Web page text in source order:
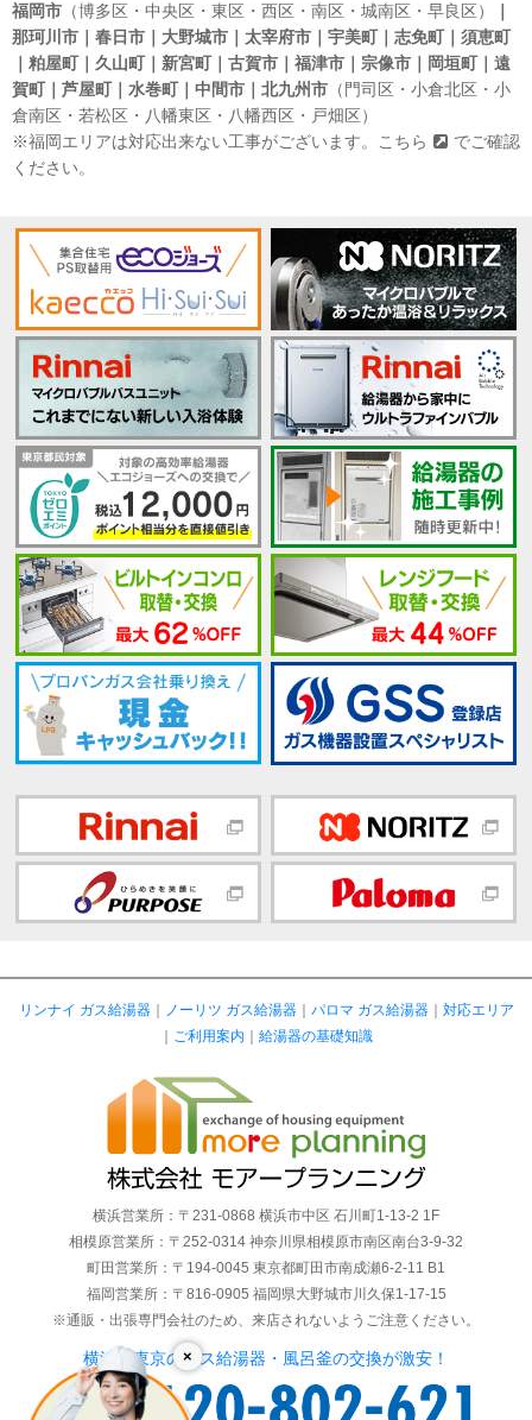
福岡市 （博多区・中央区・東区・西区・南区・城南区・早良区）
那珂川市｜春日市｜大野城市｜太宰府市｜宇美町｜志免町｜須恵町
｜粕屋町｜久山町｜新宮町｜古賀市｜福津市｜宗像市｜岡垣町｜遠
賀町｜芦屋町｜水巻町｜中間市｜北九州市 （門司区・小倉北区・小
倉南区・若松区・八幡東区・八幡西区・戸畑区）
※福岡エリアは対応出来ない工事がございます。
こちら
でご確認
ください。
×
リンナイ ガス給湯器｜ ノーリツ ガス給湯器｜ パロマ ガス給湯器｜ 対応エリア
｜ ご利用案内 ｜ 給湯器の基礎知識
横浜営業所：〒231-0868 横浜市中区 石川町1-13-2 1F
相模原営業所：〒252-0314 神奈川県相模原市南区南台3-9-32
町田営業所：〒194-0045 東京都町田市南成瀬6-2-11 B1
福岡営業所：〒816-0905 福岡県大野城市川久保1-17-15
※通販・出張専門会社のため、来店されないようご注意ください。
横浜・東京のガス給湯器・風呂釜の交換が激安！